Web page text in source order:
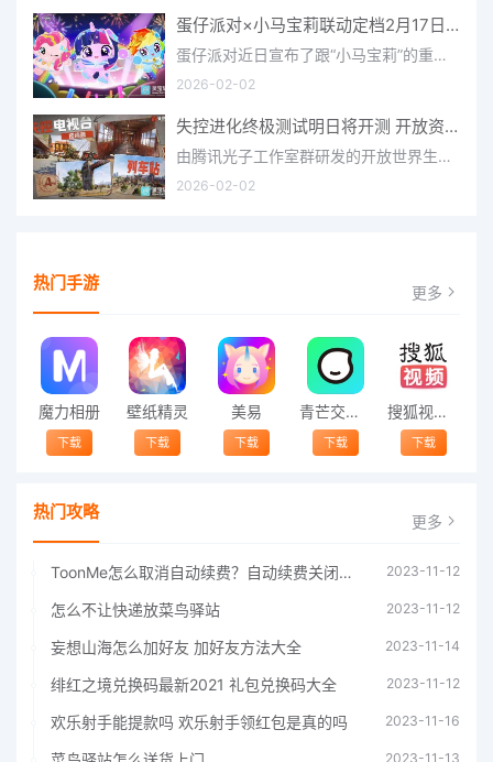
蛋仔派对×小马宝莉联动定档2月17日 联动外观将登场
蛋仔派对近日宣布了跟“小马宝莉”的重磅联动！并且时间定档在了2月17日，此次联动将会上新很多外观，各种小马宝
2026-02-02
失控进化终极测试明日将开测 开放资格预下载已开启
由腾讯光子工作室群研发的开放世界生存进化手游《失控进化》宣布，终极测试将于明日正式开启，目前测试资格预下
2026-02-02
热门手游 更多
魔力相册
下载
壁纸精灵
下载
美易
下载
青芒交友软件官方版2021 v1.3
下载
搜狐视频app免费送会员下载安装到手机 v8.8.5
下载
热门攻略 更多
ToonMe怎么取消自动续费？自动续费关闭方法 2023-11-12
怎么不让快递放菜鸟驿站 2023-11-12
妄想山海怎么加好友 加好友方法大全 2023-11-14
绯红之境兑换码最新2021 礼包兑换码大全 2023-11-12
欢乐射手能提款吗 欢乐射手领红包是真的吗 2023-11-16
2023-11-13